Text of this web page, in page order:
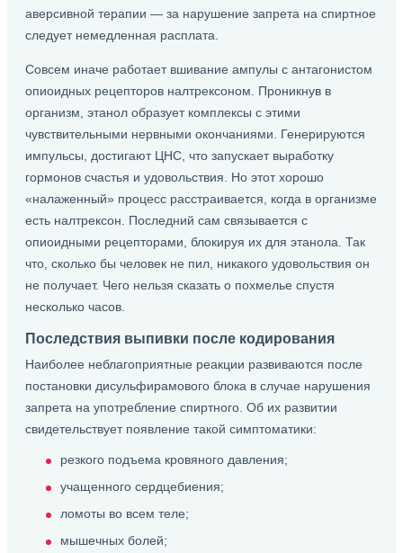
аверсивной терапии — за нарушение запрета на спиртное
следует немедленная расплата.
Совсем иначе работает вшивание ампулы с антагонистом
опиоидных рецепторов налтрексоном. Проникнув в
организм, этанол образует комплексы с этими
чувствительными нервными окончаниями. Генерируются
импульсы, достигают ЦНС, что запускает выработку
гормонов счастья и удовольствия. Но этот хорошо
«налаженный» процесс расстраивается, когда в организме
есть налтрексон. Последний сам связывается с
опиоидными рецепторами, блокируя их для этанола. Так
что, сколько бы человек не пил, никакого удовольствия он
не получает. Чего нельзя сказать о похмелье спустя
несколько часов.
Последствия выпивки после кодирования
Наиболее неблагоприятные реакции развиваются после
постановки дисульфирамового блока в случае нарушения
запрета на употребление спиртного. Об их развитии
свидетельствует появление такой симптоматики:
резкого подъема кровяного давления;
учащенного сердцебиения;
ломоты во всем теле;
мышечных болей;